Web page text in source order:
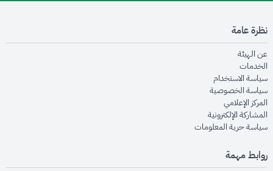
نظرة عامة
عن الهيئةopens in new window
الخدماتopens in new window
سياسة الاستخدامopens in new window
سياسة الخصوصيةopens in new window
المركز الإعلاميopens in new window
المشاركة الإلكترونيةopens in new window
سياسة حرية المعلوماتopens in new window
روابط مهمة